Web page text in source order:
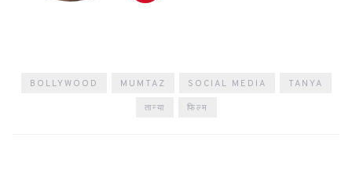
BOLLYWOOD MUMTAZ SOCIAL MEDIA TANYA
तान्या फिल्म